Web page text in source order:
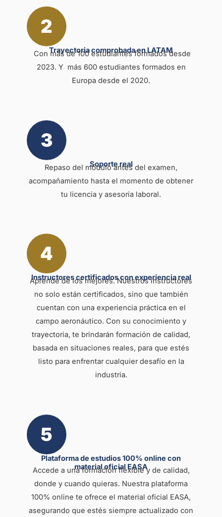
2
Trayectoria comprobada en LATAM
Con más de 100 estudiantes formados desde
2023. Y más 600 estudiantes formados en
Europa desde el 2020.
3
Soporte real
Repaso del módulo antes del examen,
acompañamiento hasta el momento de obtener
tu licencia y asesoría laboral.
4
Instructores certificados con experiencia real
Aprende de los mejores. Nuestros instructores
no solo están certificados, sino que también
cuentan con una experiencia práctica en el
campo aeronáutico. Con su conocimiento y
trayectoria, te brindarán formación de calidad,
basada en situaciones reales, para que estés
listo para enfrentar cualquier desafío en la
industria.
5
Plataforma de estudios 100% online con
material oficial EASA
Accede a una formación flexible y de calidad,
donde y cuando quieras. Nuestra plataforma
100% online te ofrece el material oficial EASA,
asegurando que estés siempre actualizado con